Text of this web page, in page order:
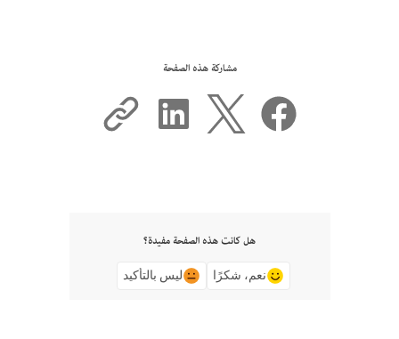
مشاركة هذه الصفحة
هل كانت هذه الصفحة مفيدة؟
نعم، شكرًا ليس بالتأكيد